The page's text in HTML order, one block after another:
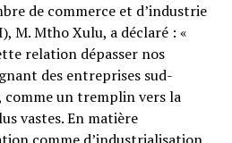
de commerce et d’industrie
M. Mtho Xulu, a déclaré : «
relation dépasser nos
des entreprises sud-
comme un tremplin vers la
vastes. En matière